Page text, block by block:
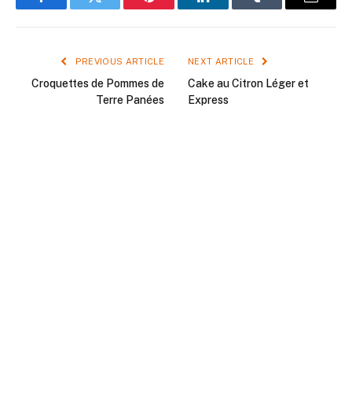
FacebookTwitter Pinterest LinkedInTumblr Email
PREVIOUS ARTICLE
Croquettes de Pommes de
Terre Panées
NEXT ARTICLE
Cake au Citron Léger et
Express